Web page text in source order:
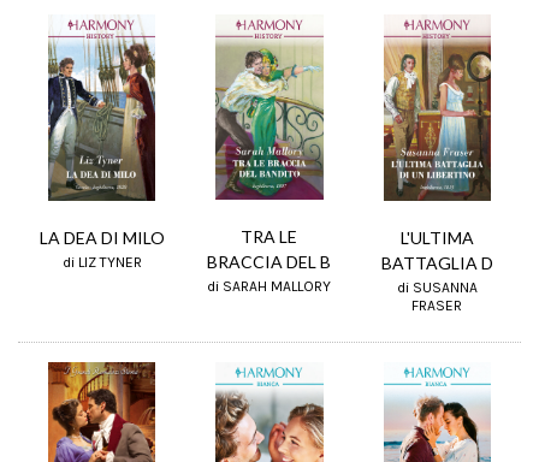
LA DEA DI MILO
di LIZ TYNER
TRA LE
BRACCIA DEL B
di SARAH MALLORY
L'ULTIMA
BATTAGLIA D
di SUSANNA
FRASER